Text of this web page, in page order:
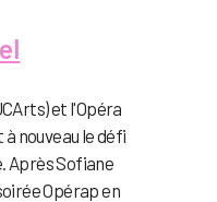
et l'Opéra
nouveau le défi
Après Sofiane
Opérap en